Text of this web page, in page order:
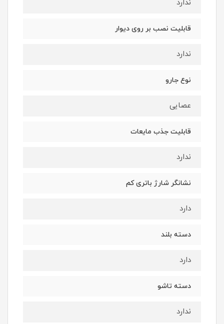
ندارد
قابلیت نصب بر روی دیوار
ندارد
نوع جارو
عصایی
قابلیت جذب مایعات
ندارد
نشانگر شارژ باتری کم
دارد
دسته بلند
دارد
دسته تاشو
ندارد